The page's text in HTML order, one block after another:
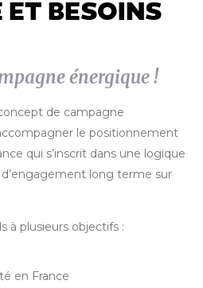
ET BESOINS
énergique !
de campagne
le positionnement
qui s’inscrit dans une logique
d’engagement long terme sur
à plusieurs objectifs :
en France